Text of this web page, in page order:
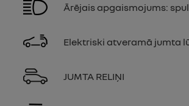
Ārējais apgaismojums:
Elektriski atveramā jumta
JUMTA RELIŅI